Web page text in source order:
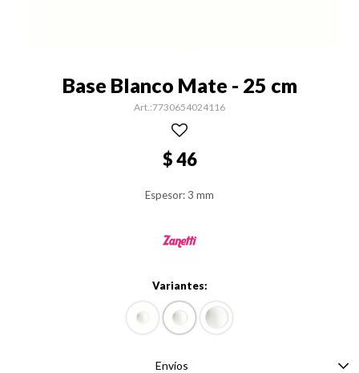
Base Blanco Mate - 25 cm
7730654024116
$46
Espesor: 3 mm
Variantes:
Envíos